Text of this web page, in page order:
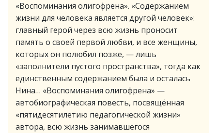
«Воспоминания олигофрена». «Содержанием
жизни для человека является другой человек»:
главный герой через всю жизнь проносит
память о своей первой любви, и все женщины,
которых он полюбил позже, — лишь
«заполнители пустого пространства», тогда как
единственным содержанием была и осталась
Нина… «Воспоминания олигофрена» —
автобиографическая повесть, посвящённая
«пятидесятилетию педагогической жизни»
автора, всю жизнь занимавшегося